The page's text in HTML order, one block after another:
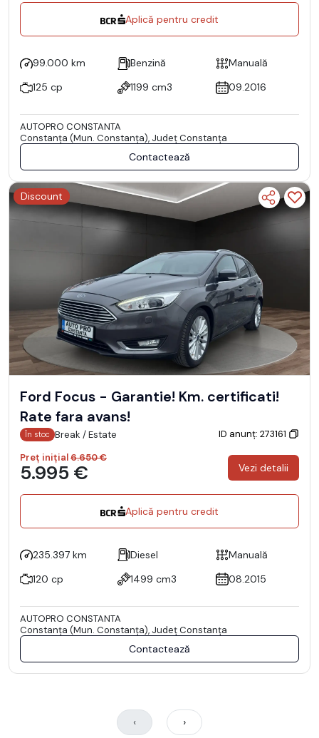
Aplică pentru credit
99.000 km Benzină
Manuală
125 cp
1199 cm3 09.2016
AUTOPRO CONSTANTA
Constanţa (Mun. Constanţa), Județ Constanţa
Contactează
Discount
Ford Focus - Garantie! Km. certificati!
Rate fara avans!
În stoc Break / Estate
ID anunț: 273161
Preț inițial6.650 €
5.995 € Vezi detalii
Aplică pentru credit
235.397 km Diesel
Manuală
120 cp
1499 cm3 08.2015
AUTOPRO CONSTANTA
Constanţa (Mun. Constanţa), Județ Constanţa
Contactează
‹ ›